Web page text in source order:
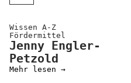
Wissen A-Z
Fördermittel
Jenny Engler-
Petzold
Mehr lesen →